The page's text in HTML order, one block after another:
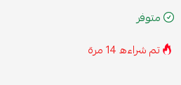
متوفر
تم شراءه14مرة